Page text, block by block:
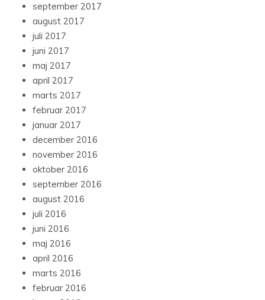
september 2017
august 2017
juli 2017
juni 2017
maj 2017
april 2017
marts 2017
februar 2017
januar 2017
december 2016
november 2016
oktober 2016
september 2016
august 2016
juli 2016
juni 2016
maj 2016
april 2016
marts 2016
februar 2016